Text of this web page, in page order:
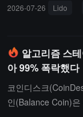
다. 동시에 프로토
니다.발생한 수익
인 분석을 진행 중
조사 세부 사항을
사용자 자금은 항상
2026-07-26 Lido
알고리즘 스
아 99% 폭락했다
코인디스크
인(Balance Coin)